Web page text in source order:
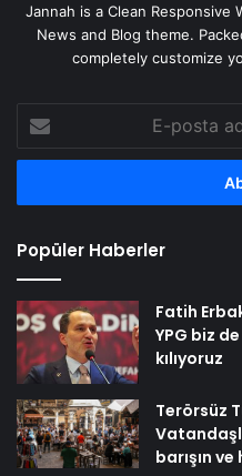
Jannah is a Clean Responsive
News and Blog theme.
completely customize
posta
adresinizi
Popüler Haberler
Fatih
YPG biz
kılıyoruz
Terörsüz
barışın